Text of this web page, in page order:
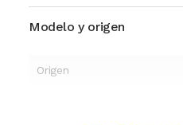
Modelo y origen
Origen